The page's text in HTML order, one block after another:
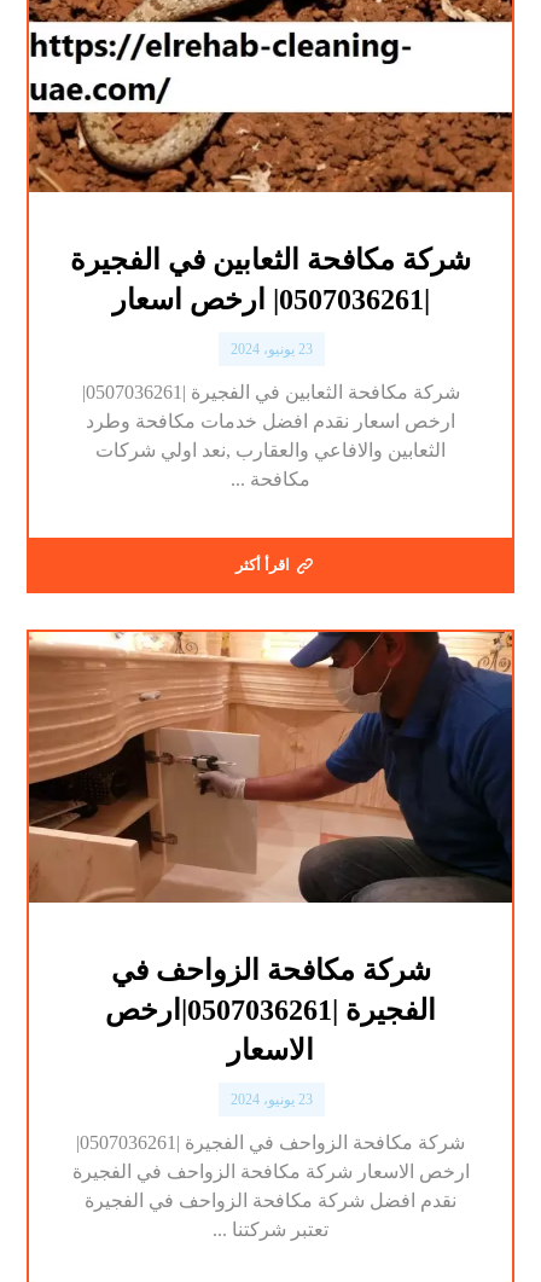
شركة مكافحة الثعابين في الفجيرة
|0507036261| ارخص اسعار
23 يونيو، 2024
شركة مكافحة الثعابين في الفجيرة |0507036261|
ارخص اسعار نقدم افضل خدمات مكافحة وطرد
الثعابين والافاعي والعقارب ,نعد اولي شركات
مكافحة ...
اقرأ أكثر
شركة مكافحة الزواحف في
الفجيرة |0507036261|ارخص
الاسعار
23 يونيو، 2024
شركة مكافحة الزواحف في الفجيرة |0507036261|
ارخص الاسعار شركة مكافحة الزواحف في الفجيرة
نقدم افضل شركة مكافحة الزواحف في الفجيرة
تعتبر شركتنا ...